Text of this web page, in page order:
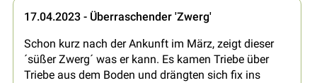
17.04.2023 - Überraschender 'Zwerg'
Schon kurz nach der Ankunft im März, zeigt dieser
´süßer Zwerg´ was er kann. Es kamen Triebe über
Triebe aus dem Boden und drängten sich fix ins